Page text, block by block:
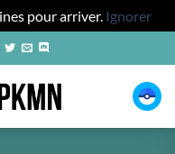
pour arriver. Ignorer